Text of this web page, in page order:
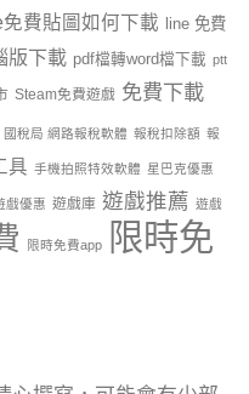
免費貼圖如何下載
line 免費
版下載 pdf檔轉word檔下載 ptt
Steam免費遊戲 免費下載
國稅局 網路報稅軟體 報稅扣除額 報
具 手機拍照特效軟體 星巴克優惠
戲優惠 遊戲庫 遊戲推薦 遊戲
限時免費app
限時免